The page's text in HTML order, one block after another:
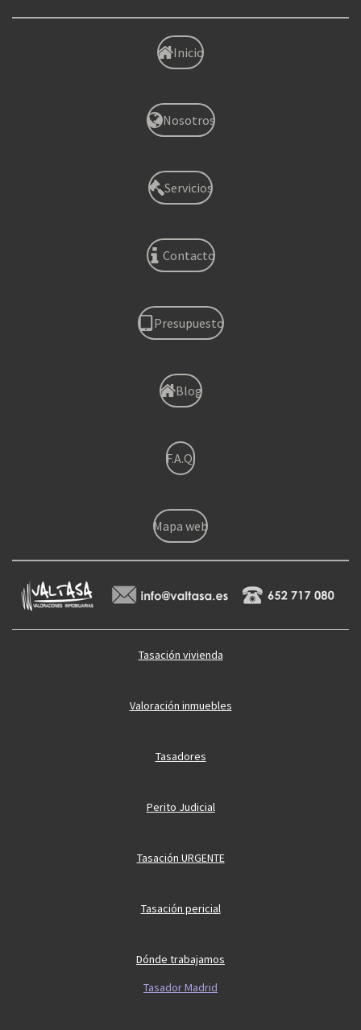
Inicio
Nosotros
Servicios
Contacto
Presupuesto
Blog
F.A.Q.
Mapa web
Tasación vivienda
Valoración inmuebles
Tasadores
Perito Judicial
Tasación URGENTE
Tasación pericial
Dónde trabajamos
Tasador Madrid